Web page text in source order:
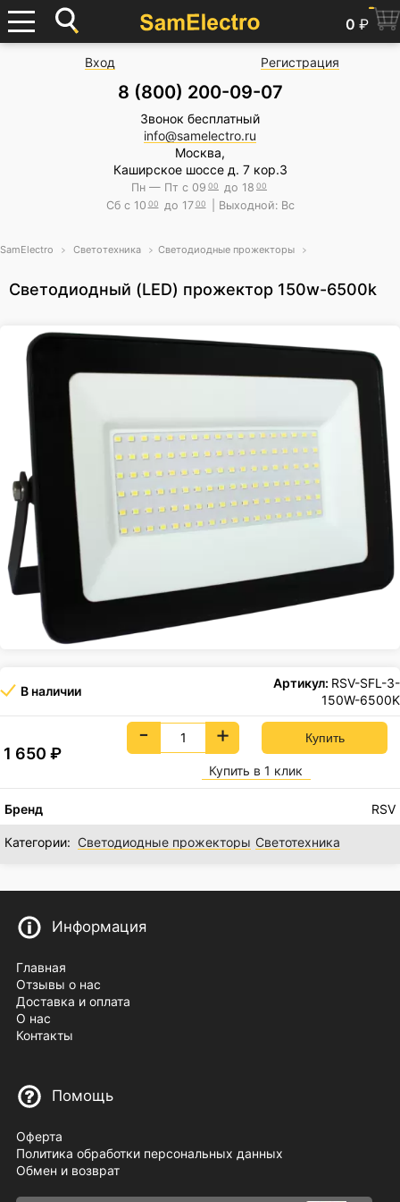
0 ₽
Вход Регистрация
8 (800) 200-09-07
Звонок бесплатный
info@samelectro.ru
Москва,
Каширское шоссе д. 7 кор.3
Пн — Пт с 09 00 до 18 00
Сб с 10 00 до 17 00 | Выходной: Вс
SamElectro Светотехника Светодиодные прожекторы
Светодиодный (LED) прожектор 150w-6500k
В наличии
Артикул: RSV-SFL-3-
150W-6500K
1 650₽
- +
Купить в 1 клик
Бренд RSV
Категории: Светодиодные прожекторы Светотехника
Информация
Главная
Отзывы о нас
Доставка и оплата
О нас
Контакты
Помощь
Оферта
Политика обработки персональных данных
Обмен и возврат